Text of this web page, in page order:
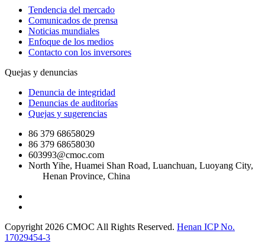
Tendencia del mercado
Comunicados de prensa
Noticias mundiales
Enfoque de los medios
Contacto con los inversores
Quejas y denuncias
Denuncia de integridad
Denuncias de auditorías
Quejas y sugerencias
86 379 68658029
86 379 68658030
603993@cmoc.com
North Yihe, Huamei Shan Road, Luanchuan, Luoyang City,
Henan Province, China
Copyright 2026 CMOC All Rights Reserved. Henan ICP No.
17029454-3